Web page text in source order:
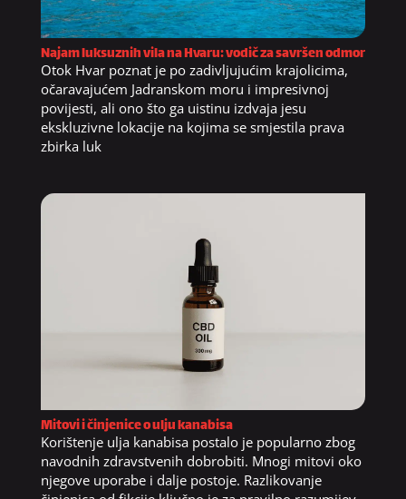
Najam luksuznih vila na Hvaru: vodič za savršen odmor
Otok Hvar poznat je po zadivljujućim krajolicima,
očaravajućem Jadranskom moru i impresivnoj
povijesti, ali ono što ga uistinu izdvaja jesu
ekskluzivne lokacije na kojima se smjestila prava
zbirka luk
Mitovi i činjenice o ulju kanabisa
Korištenje ulja kanabisa postalo je popularno zbog
navodnih zdravstvenih dobrobiti. Mnogi mitovi oko
njegove uporabe i dalje postoje. Razlikovanje